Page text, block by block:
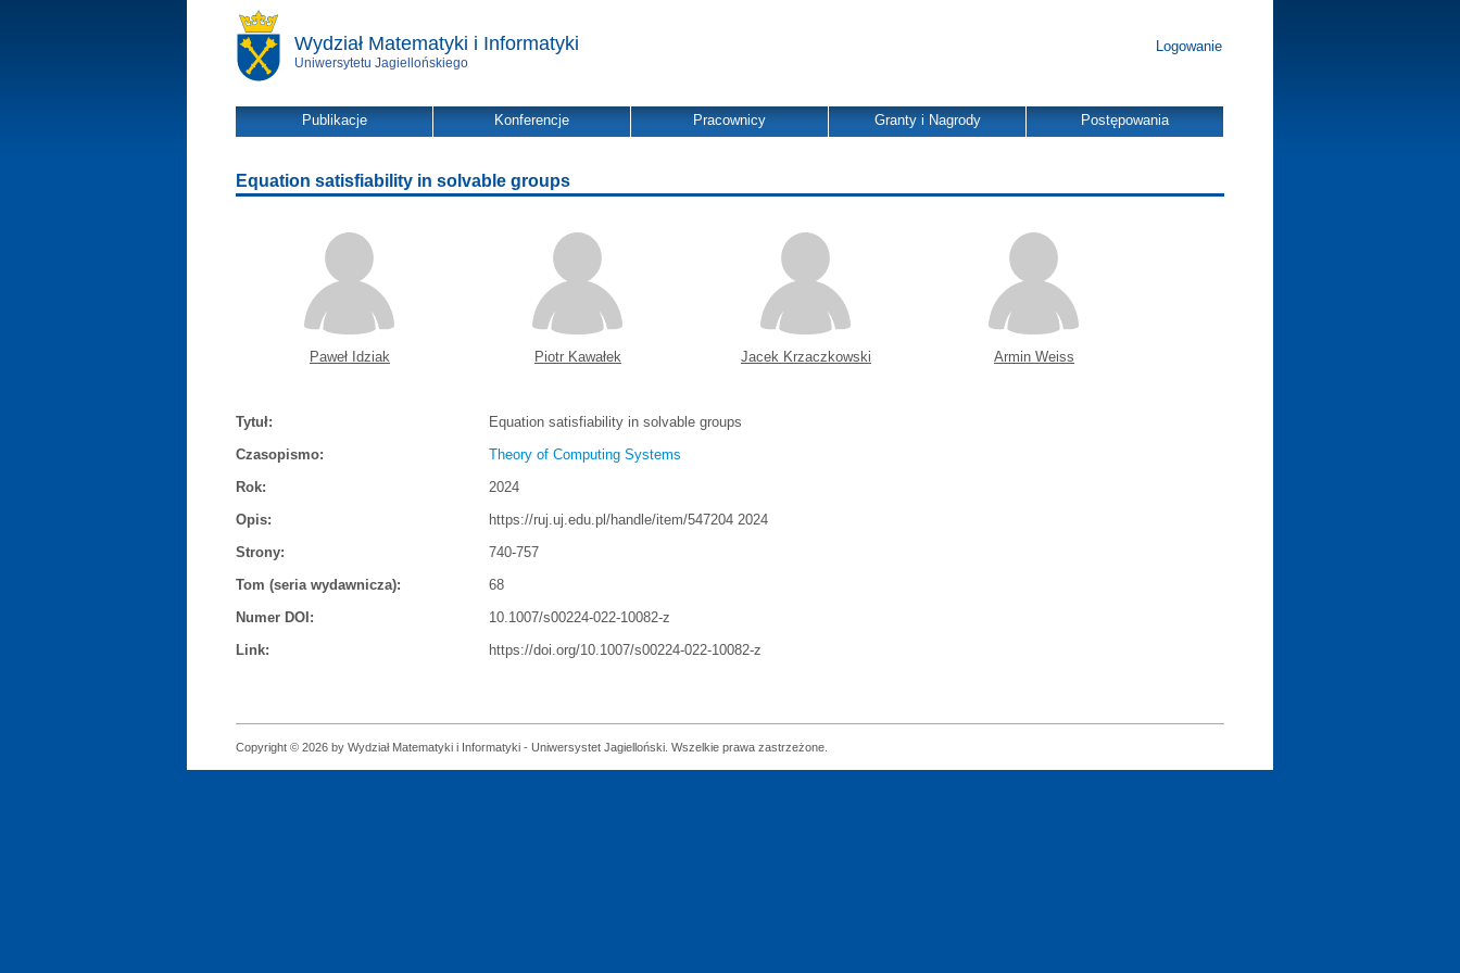
Wydział Matematyki i Informatyki
Uniwersytetu Jagiellońskiego
Logowanie
Publikacje Konferencje Pracownicy Granty i Nagrody Postępowania
Equation satisfiability in solvable groups
Paweł Idziak Piotr Kawałek Jacek Krzaczkowski Armin Weiss
Tytuł:
Equation satisfiability in solvable groups
Czasopismo:
Theory of Computing Systems
Rok:
2024
Opis:
https://ruj.uj.edu.pl/handle/item/547204 2024
Strony:
740-757
Tom (seria wydawnicza):
68
Numer DOI:
10.1007/s00224-022-10082-z
Link:
https://doi.org/10.1007/s00224-022-10082-z
Copyright © 2026 by Wydział Matematyki i Informatyki - Uniwersystet Jagielloński. Wszelkie prawa zastrzeżone.